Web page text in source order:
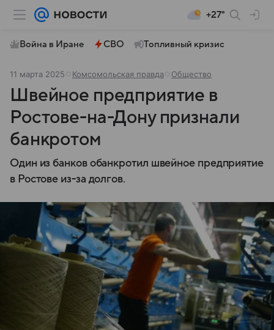
+27°
Война в Иране СВО Топливный кризис
11 марта 2025 Комсомольская правда Общество
Швейное предприятие в
Ростове-на-Дону признали
банкротом
Один из банков обанкротил швейное предприятие
в Ростове из-за долгов.